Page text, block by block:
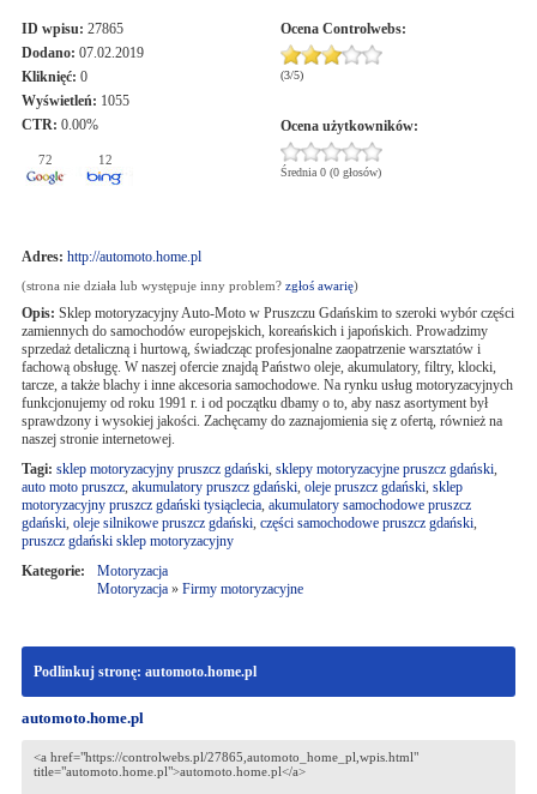
ID wpisu: 27865
Dodano: 07.02.2019
Kliknięć: 0
Wyświetleń: 1055
CTR: 0.00%
72 12
Ocena Controlwebs:
(3/5)
Ocena użytkowników:
Średnia 0 (0 głosów)
Adres: http://automoto.home.pl
(strona nie działa lub występuje inny problem? zgłoś awarię)
Opis: Sklep motoryzacyjny Auto-Moto w Pruszczu Gdańskim to szeroki wybór części
zamiennych do samochodów europejskich, koreańskich i japońskich. Prowadzimy
sprzedaż detaliczną i hurtową, świadcząc profesjonalne zaopatrzenie warsztatów i
fachową obsługę. W naszej ofercie znajdą Państwo oleje, akumulatory, filtry, klocki,
tarcze, a także blachy i inne akcesoria samochodowe. Na rynku usług motoryzacyjnych
funkcjonujemy od roku 1991 r. i od początku dbamy o to, aby nasz asortyment był
sprawdzony i wysokiej jakości. Zachęcamy do zaznajomienia się z ofertą, również na
naszej stronie internetowej.
Tagi: sklep motoryzacyjny pruszcz gdański, sklepy motoryzacyjne pruszcz gdański,
auto moto pruszcz, akumulatory pruszcz gdański, oleje pruszcz gdański, sklep
motoryzacyjny pruszcz gdański tysiąclecia, akumulatory samochodowe pruszcz
gdański, oleje silnikowe pruszcz gdański, części samochodowe pruszcz gdański,
pruszcz gdański sklep motoryzacyjny
Kategorie:
Motoryzacja
Motoryzacja» Firmy motoryzacyjne
Podlinkuj stronę: automoto.home.pl
automoto.home.pl